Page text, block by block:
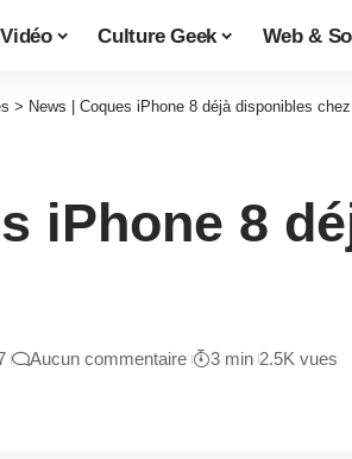
Culture Geek Web &
> News | Coques iPhone 8 déjà disponibles
iPhone 8
Aucun commentaire 3 min 2.5K vues